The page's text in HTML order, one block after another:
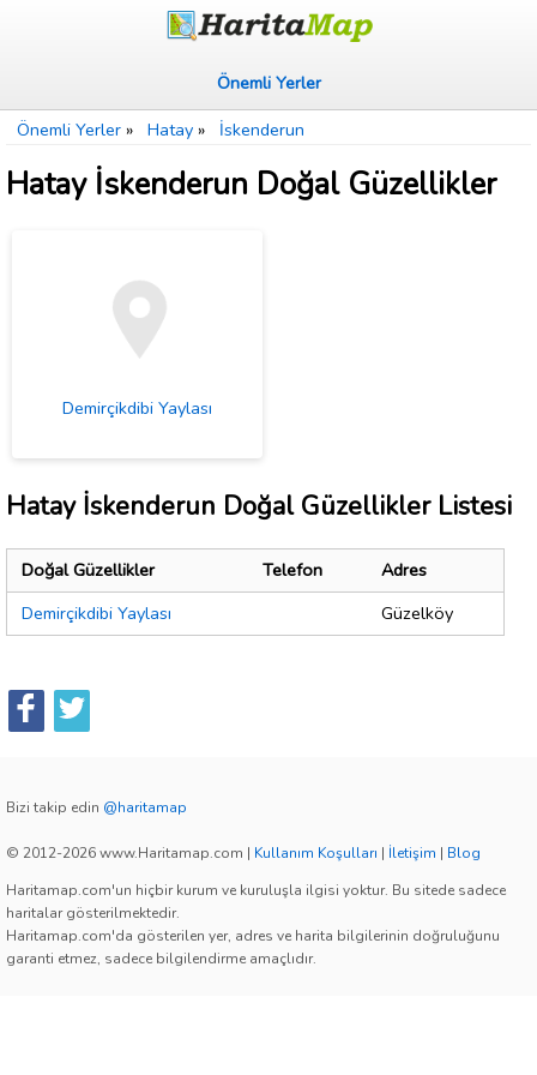
Önemli Yerler
Önemli Yerler » Hatay » İskenderun
Hatay İskenderun Doğal Güzellikler
Demirçikdibi Yaylası
Hatay İskenderun Doğal Güzellikler Listesi
Doğal Güzellikler Telefon
Adres
Demirçikdibi Yaylası
Güzelköy
Bizi takip edin @haritamap
© 2012-2026 www.Haritamap.com | Kullanım Koşulları | İletişim | Blog
Haritamap.com'un hiçbir kurum ve kuruluşla ilgisi yoktur. Bu sitede sadece
haritalar gösterilmektedir.
Haritamap.com'da gösterilen yer, adres ve harita bilgilerinin doğruluğunu
garanti etmez, sadece bilgilendirme amaçlıdır.